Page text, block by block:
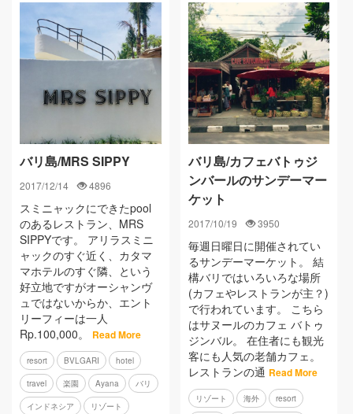
バリ島/MRS SIPPY
2017/12/14 4896
スミニャックにできたpool
のあるレストラン、MRS
SIPPYです。 アリラスミニ
ャックのすぐ近く、カタマ
マホテルのすぐ隣、という
好立地ですがオーシャンヴ
ュではないからか、エント
リーフィーは一人
Rp.100,000。
Read More
resort BVLGARI hotel
travel 楽園 Ayana バリ
インドネシア リゾート
バリ島/カフェバトゥジ
ンバールのサンデーマー
ケット
2017/10/19 3950
毎週日曜日に開催されてい
るサンデーマーケット。 結
構バリではいろいろな場所
(カフェやレストランが主？)
で行われています。 こちら
はサヌールのカフェ バトゥ
ジンバル。 在住者にも観光
客にも人気の老舗カフェ。
レストランの通 Read More
リゾート 海外 resort